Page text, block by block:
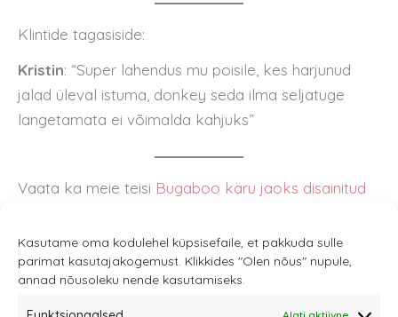
Kasutame oma kodulehel küpsisefaile, et pakkuda sulle
parimat kasutajakogemust. Klikkides "Olen nõus" nupule,
annad nõusoleku nende kasutamiseks.
Klintide tagasiside:
Kristin: “Super lahendus mu poisile, kes harjunud
jalad üleval istuma, donkey seda ilma seljatuge
langetamata ei võimalda kahjuks”
Vaata ka meie teisi Bugaboo käru jaoks disainitud